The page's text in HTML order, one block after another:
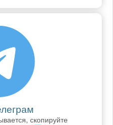
скопируйте